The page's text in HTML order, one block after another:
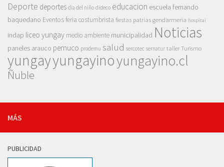
Deporte deportes dia del niño dideco educacion escuela fernando
baquedano Eventosferia costumbrista fiestas patrias gendarmeria hospital
indap liceo yungay medio ambiente municipalidad Noticias
paneles arauco pemuco prodemu salud sercotec sernatur taller Turismo
yungayyungayinoyungayino.cl
Ñuble
MÁS
PUBLICIDAD